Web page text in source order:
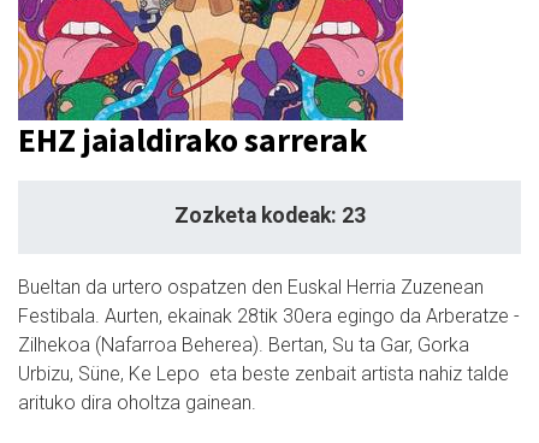
EHZ jaialdirako sarrerak
Zozketa kodeak: 23
Bueltan da urtero ospatzen den Euskal Herria Zuzenean
Festibala. Aurten, ekainak 28tik 30era egingo da Arberatze -
Zilhekoa (Nafarroa Beherea). Bertan, Su ta Gar, Gorka
Urbizu, Süne, Ke Lepo eta beste zenbait artista nahiz talde
arituko dira oholtza gainean.